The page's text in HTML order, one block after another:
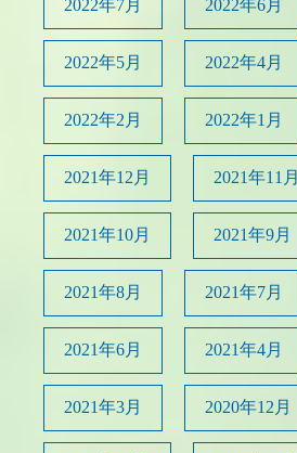
2022年7月 2022年6月
2022年5月 2022年4月
2022年2月 2022年1月
2021年12月 2021年11月
2021年10月 2021年9月
2021年8月 2021年7月
2021年6月 2021年4月
2021年3月 2020年12月